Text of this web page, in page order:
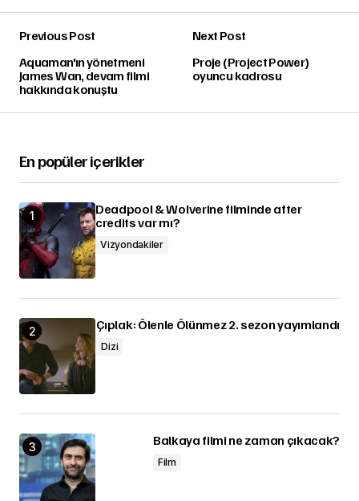
Previous Post
Aquaman'ın yönetmeni
James Wan, devam filmi
hakkında konuştu
Next Post
Proje (Project Power)
oyuncu kadrosu
En popüler içerikler
Deadpool & Wolverine filminde after
credits var mı?
Vizyondakiler
Çıplak: Ölenle Ölünmez 2. sezon yayımlandı
Dizi
Balkaya filmi ne zaman çıkacak?
Film